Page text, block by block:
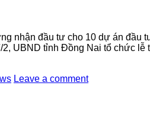
nhận đầu tư cho 10 dự án
UBND tỉnh Đồng Nai tổ chức lễ
Leave a comment